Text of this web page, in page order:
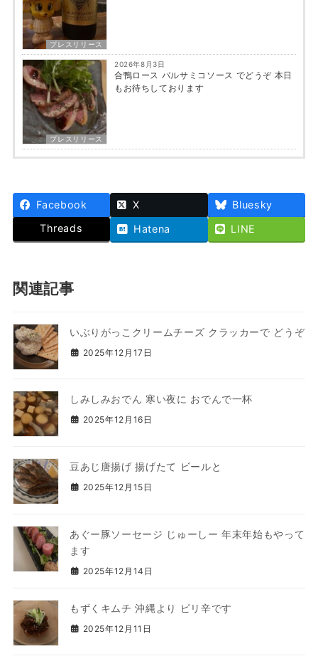
プレスリリース
プレスリリース
2026年8月3日
合鴨ロース バルサミコソース でどうぞ 本日
もお待ちしております
Facebook X
Bluesky
Threads
Hatena LINE
関連記事
いぶりがっこクリームチーズ クラッカーで どうぞ
2025年12月17日
しみしみおでん 寒い夜に おでんで一杯
2025年12月16日
豆あじ唐揚げ 揚げたて ビールと
2025年12月15日
あぐー豚ソーセージ じゅーしー 年末年始もやって
ます
2025年12月14日
もずくキムチ 沖縄より ピリ辛です
2025年12月11日